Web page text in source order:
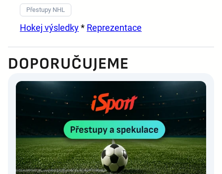
Přestupy NHL
Hokej výsledky* Reprezentace
DOPORUČUJEME